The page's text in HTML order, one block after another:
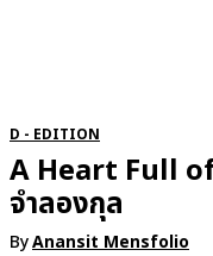
D - EDITION
A Heart Full
จำลองกุล
ByAnansit Mensfolio